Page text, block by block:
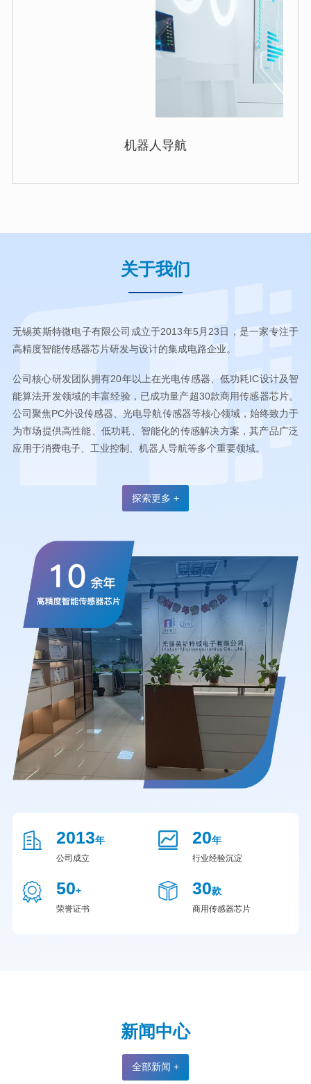
机器人导航
关于我们
无锡英斯特微电子有限公司成立于2013年5月23日，是一家专注于
高精度智能传感器芯片研发与设计的集成电路企业。
公司核心研发团队拥有20年以上在光电传感器、低功耗IC设计及智
能算法开发领域的丰富经验，已成功量产超30款商用传感器芯片。
公司聚焦PC外设传感器、光电导航传感器等核心领域，始终致力于
为市场提供高性能、低功耗、智能化的传感解决方案，其产品广泛
应用于消费电子、工业控制、机器人导航等多个重要领域。
探索更多 +
2013年
公司成立
20年
行业经验沉淀
50+
荣誉证书
30款
商用传感器芯片
新闻中心
全部新闻 +